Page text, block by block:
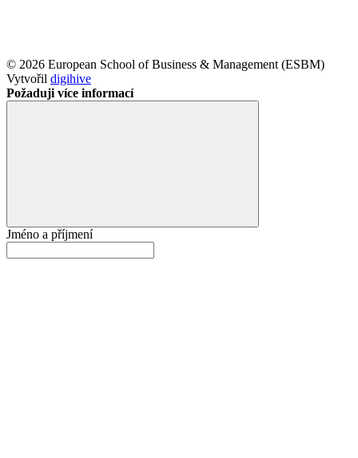
© 2026 European School of Business & Management (ESBM)
Vytvořil digihive
Požaduji více informací
Jméno a příjmení